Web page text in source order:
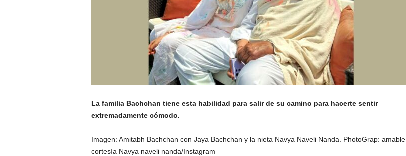
La familia Bachchan tiene esta habilidad para salir de su camino para hacerte sentir
extremadamente cómodo.
Imagen: Amitabh Bachchan con Jaya Bachchan y la nieta Navya Naveli Nanda. PhotoGrap: amable
cortesía Navya naveli nanda/Instagram